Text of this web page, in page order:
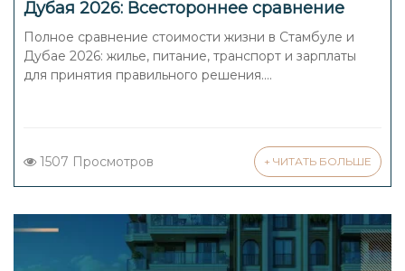
Дубая 2026: Всестороннее сравнение
Полное сравнение стоимости жизни в Стамбуле и
Дубае 2026: жилье, питание, транспорт и зарплаты
для принятия правильного решения....
1507 Просмотров + ЧИТАТЬ БОЛЬШЕ